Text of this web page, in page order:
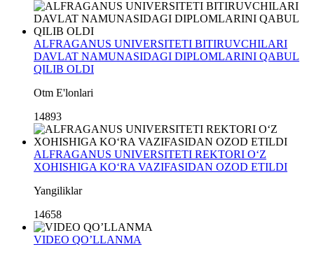
ALFRAGANUS UNIVERSITETI BITIRUVCHILARI
DAVLAT NAMUNASIDAGI DIPLOMLARINI QABUL
QILIB OLDI
Otm E'lonlari
14893
ALFRAGANUS UNIVERSITETI REKTORI O‘Z
XOHISHIGA KO‘RA VAZIFASIDAN OZOD ETILDI
Yangiliklar
14658
VIDEO QO’LLANMA